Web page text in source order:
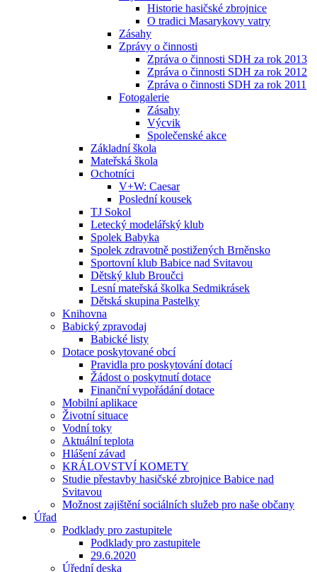
Historie hasičské zbrojnice
O tradici Masarykovy vatry
Zásahy
Zprávy o činnosti
Zpráva o činnosti SDH za rok 2013
Zpráva o činnosti SDH za rok 2012
Zpráva o činnosti SDH za rok 2011
Fotogalerie
Zásahy
Výcvik
Společenské akce
Základní škola
Mateřská škola
Ochotníci
V+W: Caesar
Poslední kousek
TJ Sokol
Letecký modelářský klub
Spolek Babyka
Spolek zdravotně postižených Brněnsko
Sportovní klub Babice nad Svitavou
Dětský klub Broučci
Lesní mateřská školka Sedmikrásek
Dětská skupina Pastelky
Knihovna
Babický zpravodaj
Babické listy
Dotace poskytované obcí
Pravidla pro poskytování dotací
Žádost o poskytnutí dotace
Finanční vypořádání dotace
Mobilní aplikace
Životní situace
Vodní toky
Aktuální teplota
Hlášení závad
KRÁLOVSTVÍ KOMETY
Studie přestavby hasičské zbrojnice Babice nad
Svitavou
Možnost zajištění sociálních služeb pro naše občany
Úřad
Podklady pro zastupitele
Podklady pro zastupitele
29.6.2020
Úřední deska